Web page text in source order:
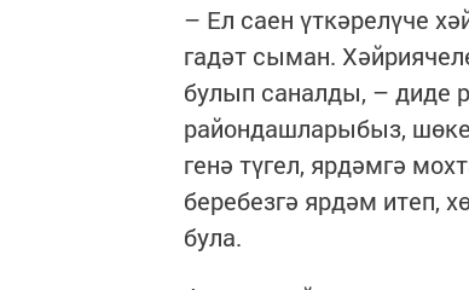
– Ел саен үткәрелүче
гадәт сыман.
булып саналды, – диде
райондашларыбыз,
генә түгел, ярдәмгә
беребезгә ярдәм итеп,
була.